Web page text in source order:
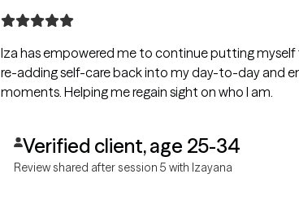
Iza has empowered me to continue putting myself
re-adding self-care back into my day-to-day and
moments. Helping me regain sight on who I am.
Verified client, age 25-34
Review shared after session 5 with Izayana